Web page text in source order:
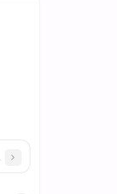
Пластизол